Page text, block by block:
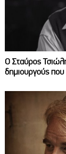
Ο Σταύρος
δημιουργούς